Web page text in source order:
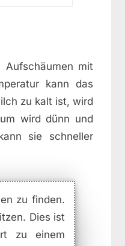
Aufschäumen mit
kann das
zu kalt ist, wird
wird dünn und
sie schneller
zu finden.
Dies ist
zu einem